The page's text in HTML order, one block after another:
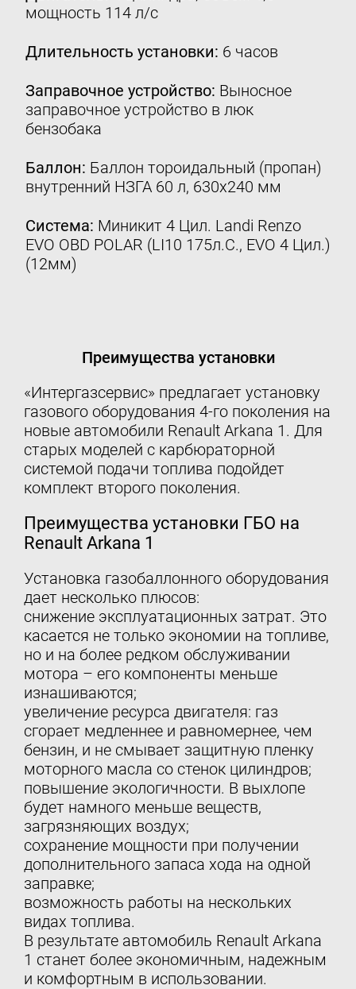
Контакты
8 (800) 777-08-01
пн-пт: с 09:00 до 17:00
info@intergasservice.ru
Оставить отзыв
Подпишитесь на нашу рассылку:
Email
мощность 114 л/с
Длительность установки: 6 часов
Заправочное устройство: Выносное
заправочное устройство в люк
бензобака
Баллон: Баллон тороидальный (пропан)
внутренний НЗГА 60 л, 630х240 мм
Система: Миникит 4 Цил. Landi Renzo
EVO ОBD POLAR (LI10 175л.С., EVO 4 Цил.)
(12мм)
Преимущества установки
«Интергазсервис» предлагает установку
газового оборудования 4-го поколения на
новые автомобили Renault Arkana 1. Для
старых моделей с карбюраторной
системой подачи топлива подойдет
комплект второго поколения.
Преимущества установки ГБО на
Renault Arkana 1
Установка газобаллонного оборудования
дает несколько плюсов:
снижение эксплуатационных затрат. Это
касается не только экономии на топливе,
но и на более редком обслуживании
мотора – его компоненты меньше
изнашиваются;
увеличение ресурса двигателя: газ
сгорает медленнее и равномернее, чем
бензин, и не смывает защитную пленку
моторного масла со стенок цилиндров;
повышение экологичности. В выхлопе
будет намного меньше веществ,
загрязняющих воздух;
сохранение мощности при получении
дополнительного запаса хода на одной
заправке;
возможность работы на нескольких
видах топлива.
В результате автомобиль Renault Arkana
1 станет более экономичным, надежным
и комфортным в использовании.